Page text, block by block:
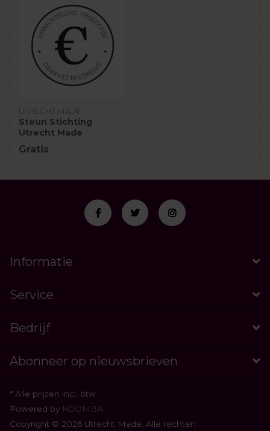
UTRECHT MADE
Steun Stichting
Utrecht Made
Gratis
Informatie
Service
Bedrijf
Abonneer op nieuwsbrieven
* Alle prijzen incl. btw
Powered by KOOMBA
Copyright © 2026 Utrecht Made. Alle rechten